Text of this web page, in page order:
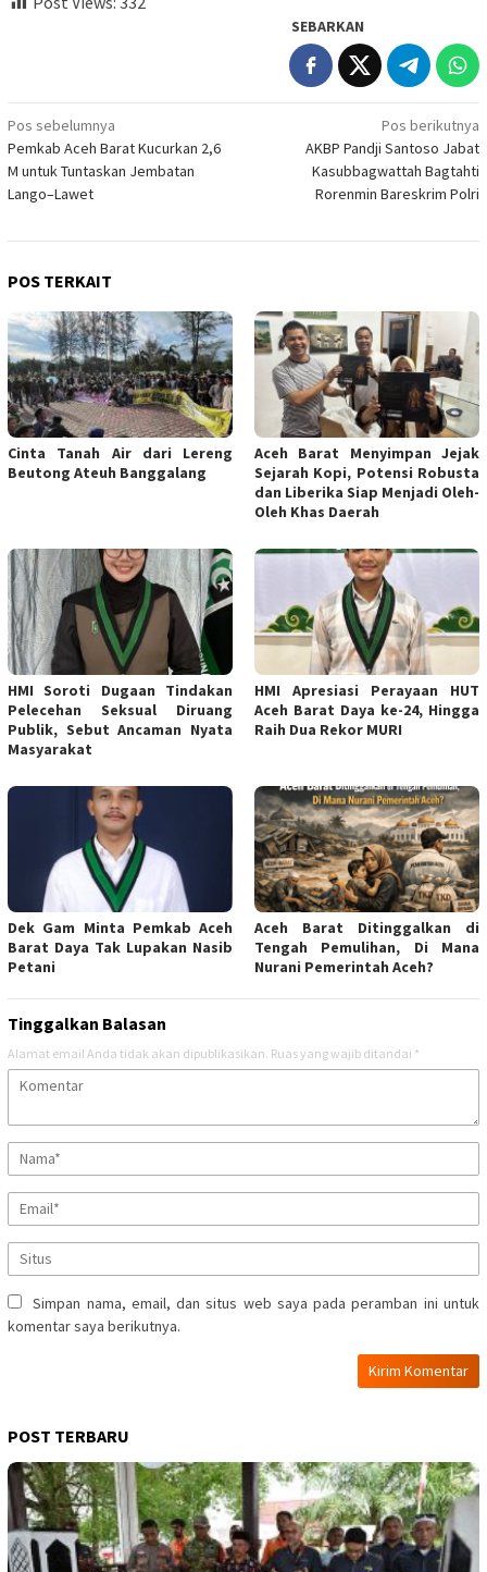
SEBARKAN
Navigasi
pos
Pos sebelumnya
Pemkab Aceh Barat Kucurkan 2,6
M untuk Tuntaskan Jembatan
Lango–Lawet
Pos berikutnya
AKBP Pandji Santoso Jabat
Kasubbagwattah Bagtahti
Rorenmin Bareskrim Polri
POS TERKAIT
Cinta Tanah Air dari Lereng
Beutong Ateuh Banggalang
Aceh Barat Menyimpan Jejak
Sejarah Kopi, Potensi Robusta
dan Liberika Siap Menjadi Oleh-
Oleh Khas Daerah
HMI Soroti Dugaan Tindakan
Pelecehan Seksual Diruang
Publik, Sebut Ancaman Nyata
Masyarakat
HMI Apresiasi Perayaan HUT
Aceh Barat Daya ke-24, Hingga
Raih Dua Rekor MURI
Dek Gam Minta Pemkab Aceh
Barat Daya Tak Lupakan Nasib
Petani
Aceh Barat Ditinggalkan di
Tengah Pemulihan, Di Mana
Nurani Pemerintah Aceh?
Tinggalkan Balasan
Alamat email Anda tidak akan dipublikasikan. Ruas yang wajib ditandai *
Simpan nama, email, dan situs web saya pada peramban ini untuk
komentar saya berikutnya.
POST TERBARU